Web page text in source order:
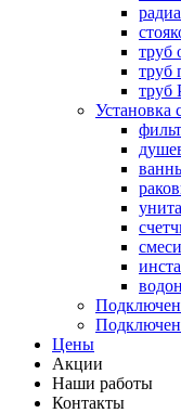
труб
труб
труб
Установка
Цены
Акции
Наши работы
Контакты